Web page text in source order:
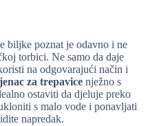
biljke poznat je odavno i ne
torbici. Ne samo da daje
na odgovarajući način i
za trepavice nježno s
ostaviti da djeluje preko
s malo vode i ponavljati
napredak.